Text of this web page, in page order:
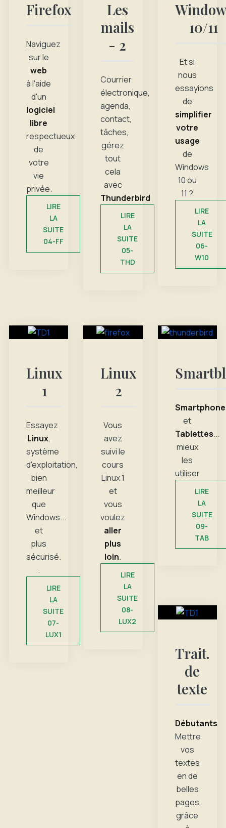
Firefox
Naviguez
sur le
web
à l'aide
d'un
logiciel
libre
respectueux
de
votre
vie
privée.
LIRE
LA
SUITE
04-FF
Les
mails
- 2
Courrier
électronique,
agenda,
contact,
tâches,
gérez
tout
cela
avec
Thunderbird
LIRE
LA
SUITE
05-
THD
10/11
Et si
nous
essayions
de
simplifier
votre
usage
de
Windows
10 ou
11 ?
LIRE
LA
SUITE
06-
W10
Linux
1
Essayez
Linux,
système
d'exploitation,
bien
meilleur
que
Windows...
et
plus
sécurisé.
.
LIRE
LA
SUITE
07-
LUX1
Linux
2
Vous
avez
suivi le
cours
Linux 1
et
vous
voulez
aller
plus
loin.
LIRE
LA
SUITE
08-
LUX2
et
Tablettes...
mieux
les
utiliser
LIRE
LA
SUITE
09-
TAB
Trait.
de
texte
Débutants
Mettre
vos
textes
en de
belles
pages,
grâce